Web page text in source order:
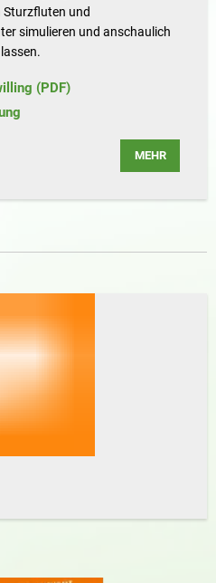
Sturzfluten und
simulieren und anschaulich
(PDF)
MEHR